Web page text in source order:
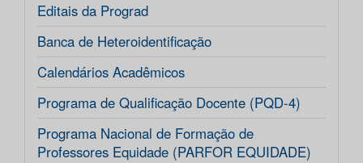
Editais da Prograd
Banca de Heteroidentificação
Calendários Acadêmicos
Programa de Qualificação Docente (PQD-4)
Programa Nacional de Formação de
Professores Equidade (PARFOR EQUIDADE)